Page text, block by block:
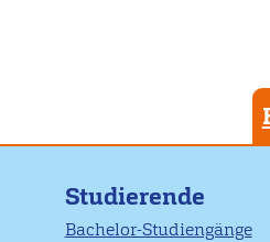
Studierende
Bachelor-Studiengänge